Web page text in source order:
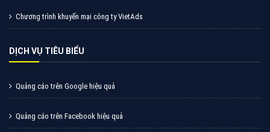
Chương trình khuyến mại công ty VietAds
DỊCH VỤ TIÊU BIỂU
Quảng cáo trên Google hiệu quả
Quảng cáo trên Facebook hiệu quả